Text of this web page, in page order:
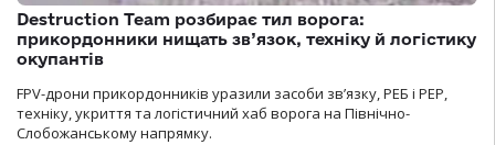
Destruction Team розбирає тил ворога:
прикордонники нищать зв’язок, техніку й логістику
окупантів
FPV-дрони прикордонників уразили засоби зв’язку, РЕБ і РЕР,
техніку, укриття та логістичний хаб ворога на Північно-
Слобожанському напрямку.